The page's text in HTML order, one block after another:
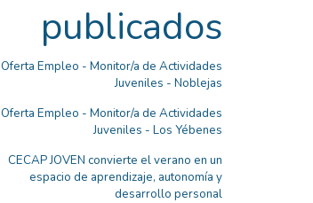
publicados
Oferta Empleo - Monitor/a de Actividades
Juveniles - Noblejas
Oferta Empleo - Monitor/a de Actividades
Juveniles - Los Yébenes
CECAP JOVEN convierte el verano en un
espacio de aprendizaje, autonomía y
desarrollo personal